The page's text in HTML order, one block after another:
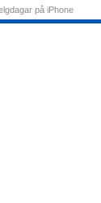
på iPhone